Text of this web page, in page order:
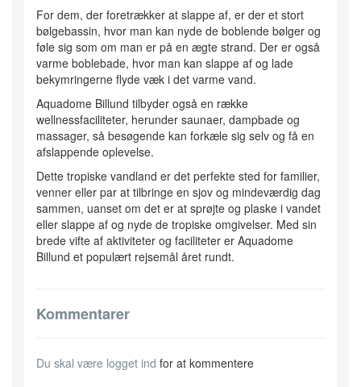
For dem, der foretrækker at slappe af, er der et stort
bølgebassin, hvor man kan nyde de boblende bølger og
føle sig som om man er på en ægte strand. Der er også
varme boblebade, hvor man kan slappe af og lade
bekymringerne flyde væk i det varme vand.
Aquadome Billund tilbyder også en række
wellnessfaciliteter, herunder saunaer, dampbade og
massager, så besøgende kan forkæle sig selv og få en
afslappende oplevelse.
Dette tropiske vandland er det perfekte sted for familier,
venner eller par at tilbringe en sjov og mindeværdig dag
sammen, uanset om det er at sprøjte og plaske i vandet
eller slappe af og nyde de tropiske omgivelser. Med sin
brede vifte af aktiviteter og faciliteter er Aquadome
Billund et populært rejsemål året rundt.
Kommentarer
Du skal være logget ind for at kommentere